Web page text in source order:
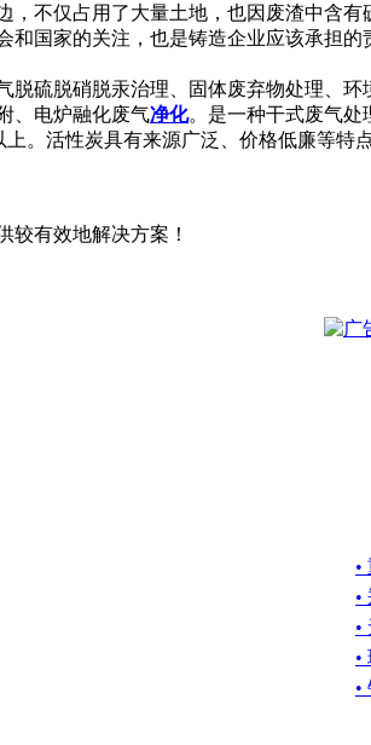
，不仅占用了大量土地，也因废渣中含
国家的关注，也是铸造企业应该承担的
硫脱硝脱汞治理、固体废弃物处理、环
、电炉融化废气净化。是一种干式废气处
。活性炭具有来源广泛、价格低廉等特
较有效地解决方案！
•
•
•
•
•